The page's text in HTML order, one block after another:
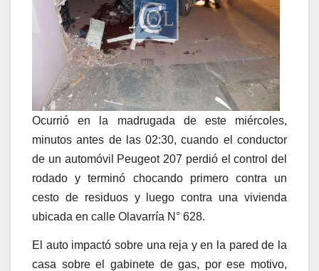
Ocurrió en la madrugada de este miércoles,
minutos antes de las 02:30, cuando el conductor
de un automóvil Peugeot 207 perdió el control del
rodado y terminó chocando primero contra un
cesto de residuos y luego contra una vivienda
ubicada en calle Olavarría N° 628.
El auto impactó sobre una reja y en la pared de la
casa sobre el gabinete de gas, por ese motivo,